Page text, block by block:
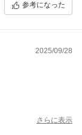
参考になった
2025/09/28
さらに表示